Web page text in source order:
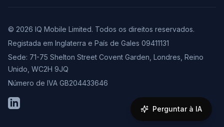
© 2026 IQ Mobile Limited. Todos os direitos reservados.
Registada em Inglaterra e País de Gales 09411131
Sede: 71-75 Shelton Street Covent Garden, Londres, Reino
Unido, WC2H 9JQ
Número de IVA GB204433646
LinkedIn
Perguntar à IA